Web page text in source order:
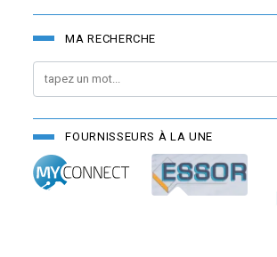
MA RECHERCHE
FOURNISSEURS À LA UNE